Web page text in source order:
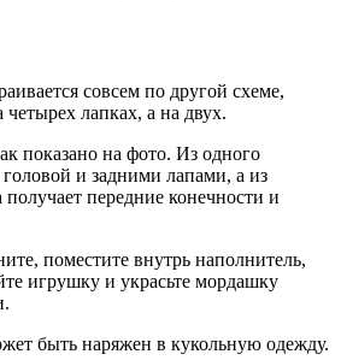
совсем по другой схеме,
лапках, а на двух.
показано на фото. Из одного
головой и задними лапами, а из
получает передние конечности и
поместите внутрь наполнитель,
игрушку и украсьте мордашку
быть наряжен в кукольную одежду.